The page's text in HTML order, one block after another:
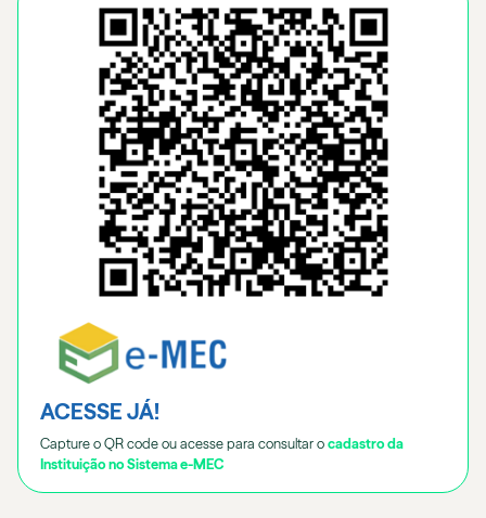
ACESSE JÁ!
Capture o QR code ou acesse para consultar o cadastro da
Instituição no Sistema e-MEC